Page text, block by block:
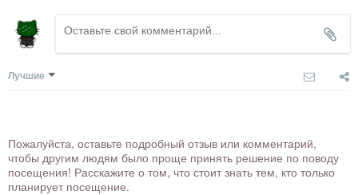
Лучшие
Пожалуйста, оставьте подробный отзыв или комментарий,
чтобы другим людям было проще принять решение по поводу
посещения! Расскажите о том, что стоит знать тем, кто только
планирует посещение.